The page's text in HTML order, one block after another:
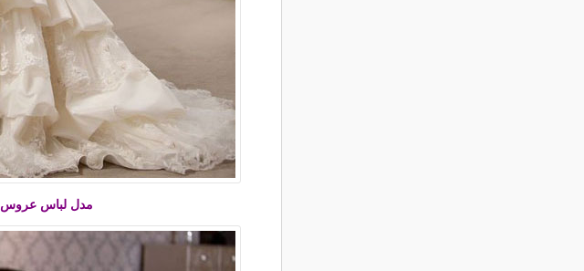
مدل لباس عروس 2014